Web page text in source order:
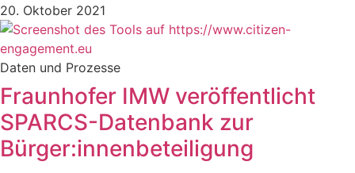
20. Oktober 2021
Daten und Prozesse
Fraunhofer IMW veröffentlicht
SPARCS-Datenbank zur
Bürger:innenbeteiligung